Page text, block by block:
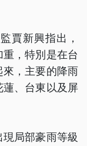
賈新興指出，
重，特別是在台
，主要的降雨
、台東以及屏
局部豪雨等級